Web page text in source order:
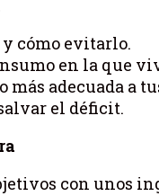
y cómo evitarlo.
en la que
más adecuada a
el déficit.
con unos